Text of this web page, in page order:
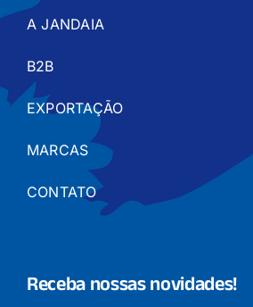
A JANDAIA
B2B
EXPORTAÇÃO
MARCAS
CONTATO
Receba nossas novidades!